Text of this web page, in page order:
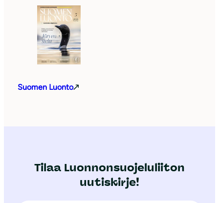
Suomen Luonto
Tilaa Luonnonsuojeluliiton
uutiskirje!